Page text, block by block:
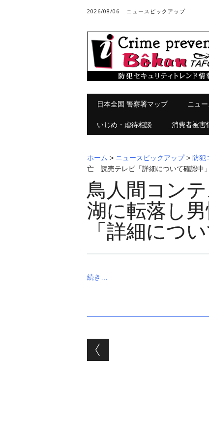
2026/08/06 ニュースピックアップ
メインメニュ
ス
ッ
プ
日本全国 警察署マップ ニュ
いじめ・虐待相談 消費者被害
ホーム > ニュースピックアップ> 防犯
亡 読売テレビ「詳細について確認中」
鳥人間コン
湖に転落し
「詳細につ
続き…
投稿ナビゲーシ